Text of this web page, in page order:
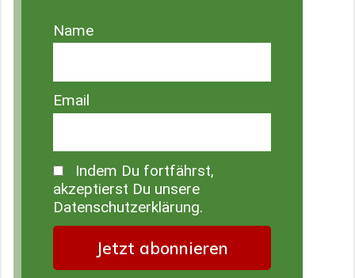
Name
Email
Indem Du fortfährst,
akzeptierst Du unsere
Datenschutzerklärung.